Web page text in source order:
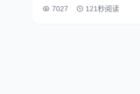
7027
121秒阅读